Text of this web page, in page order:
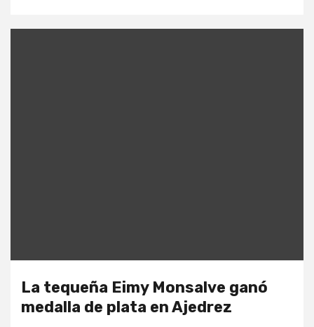
La tequeña Eimy Monsalve ganó
medalla de plata en Ajedrez